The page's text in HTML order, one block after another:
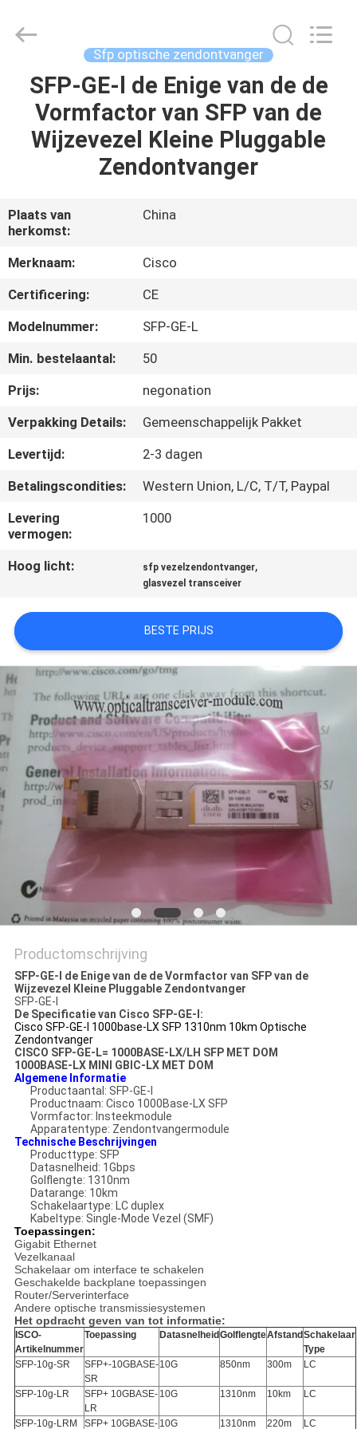
HUIS
PRODUCTEN
OVER
ONS
FABRIEKSTOCHT
KWALITEITSCONTROLE
NEEM
CONTACT
ONS
OP
NIEUWS
GEVALLEN
SITEMAP
PRIVACYBELEID
Ltd..
Sfp optische zendontvanger
SFP-GE-l de Enige van de de
Vormfactor van SFP van de
Wijzevezel Kleine Pluggable
Zendontvanger
Plaats van
herkomst:
China
Merknaam:
Cisco
Certificering:
CE
Modelnummer:
SFP-GE-L
Min. bestelaantal:
50
Prijs:
negonation
Verpakking Details:
Gemeenschappelijk Pakket
Levertijd:
2-3 dagen
Betalingscondities:
Western Union, L/C, T/T, Paypal
Levering
vermogen:
1000
Hoog licht: sfp vezelzendontvanger,
glasvezel transceiver
BESTE PRIJS
Productomschrijving
SFP-GE-l de Enige van de de Vormfactor van SFP van de
Wijzevezel Kleine Pluggable Zendontvanger
SFP-GE-l
De Specificatie van Cisco SFP-GE-l:
Cisco SFP-GE-l 1000base-LX SFP 1310nm 10km Optische
Zendontvanger
CISCO SFP-GE-L= 1000BASE-LX/LH SFP MET DOM
1000BASE-LX MINI GBIC-LX MET DOM
Algemene Informatie
Productaantal: SFP-GE-l
Productnaam: Cisco 1000Base-LX SFP
Vormfactor: Insteekmodule
Apparatentype: Zendontvangermodule
Technische Beschrijvingen
Producttype: SFP
Datasnelheid: 1Gbps
Golflengte: 1310nm
Datarange: 10km
Schakelaartype: LC duplex
Kabeltype: Single-Mode Vezel (SMF)
Toepassingen:
Gigabit Ethernet
Vezelkanaal
Schakelaar om interface te schakelen
Geschakelde backplane toepassingen
Router/Serverinterface
Andere optische transmissiesystemen
Het opdracht geven van tot informatie:
ISCO-
Artikelnummer
Toepassing Datasnelheid GolflengteAfstand Schakelaar
Type
SFP-10g-SR
SFP+-10GBASE-
SR
10G 850nm 300m LC
SFP-10g-LR
SFP+ 10GBASE-
LR
10G 1310nm 10km LC
SFP-10g-LRM
SFP+ 10GBASE- 10G 1310nm 220m LC